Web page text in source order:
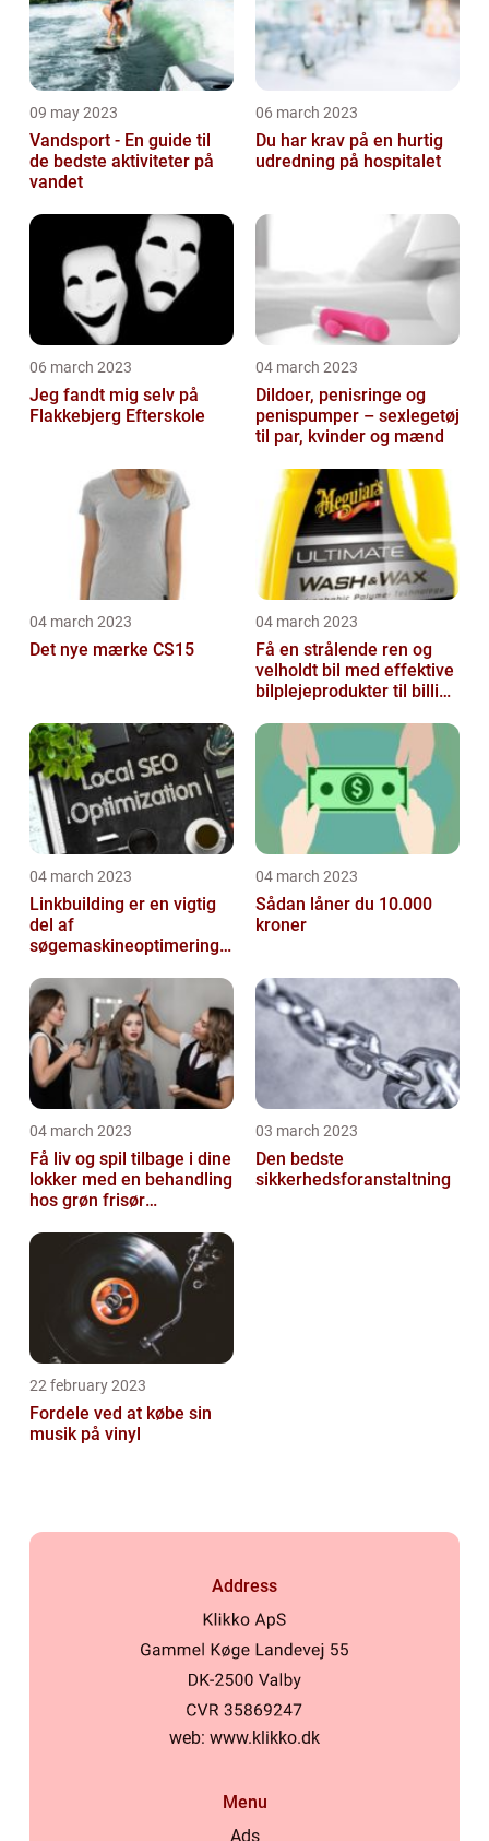
09 may 2023
Vandsport - En guide til
de bedste aktiviteter på
vandet
06 march 2023
Du har krav på en hurtig
udredning på hospitalet
06 march 2023
Jeg fandt mig selv på
Flakkebjerg Efterskole
04 march 2023
Dildoer, penisringe og
penispumper – sexlegetøj
til par, kvinder og mænd
04 march 2023
Det nye mærke CS15
04 march 2023
Få en strålende ren og
velholdt bil med effektive
bilplejeprodukter til billige
04 march 2023
Linkbuilding er en vigtig
del af
søgemaskineoptimeringe
04 march 2023
Sådan låner du 10.000
kroner
04 march 2023
Få liv og spil tilbage i dine
lokker med en behandling
hos grøn frisør
03 march 2023
Den bedste
sikkerhedsforanstaltning
22 february 2023
Fordele ved at købe sin
musik på vinyl
Address
web: www.klikko.dk
Menu
Ads